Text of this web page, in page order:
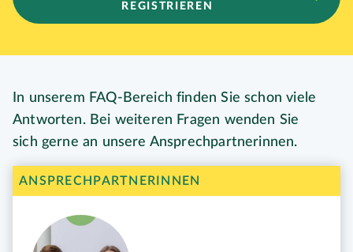
REGISTRIEREN
In unserem FAQ-Bereich finden Sie schon viele
Antworten. Bei weiteren Fragen wenden Sie
sich gerne an unsere Ansprechpartnerinnen.
ANSPRECHPARTNERINNEN